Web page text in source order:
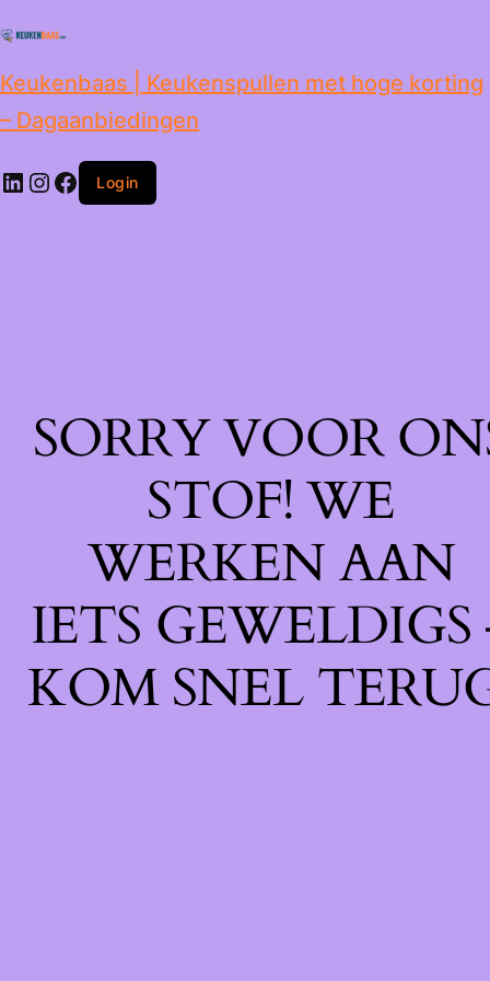
inhoud
Keukenbaas | Keukenspullen met hoge korting
– Dagaanbiedingen
Login
SORRY VOOR
STOF! WE
WERKEN AAN
IETS GEWELDIGS
KOM SNEL